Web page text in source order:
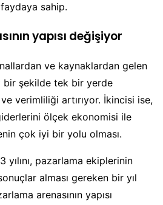
sahip.
yapısı değişiyor
ve kaynaklardan gelen
bir şekilde tek bir yerde
verimliliği artırıyor. İkincisi ise,
ölçek ekonomisi ile
çok iyi bir yolu olması.
pazarlama ekiplerinin
alması gereken bir yıl
arenasının yapısı